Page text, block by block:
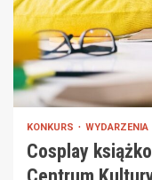
KONKURS WYDARZENIA
Cosplay